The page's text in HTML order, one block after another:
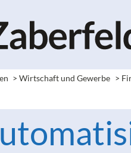
> Wirtschaft und Gewerbe >